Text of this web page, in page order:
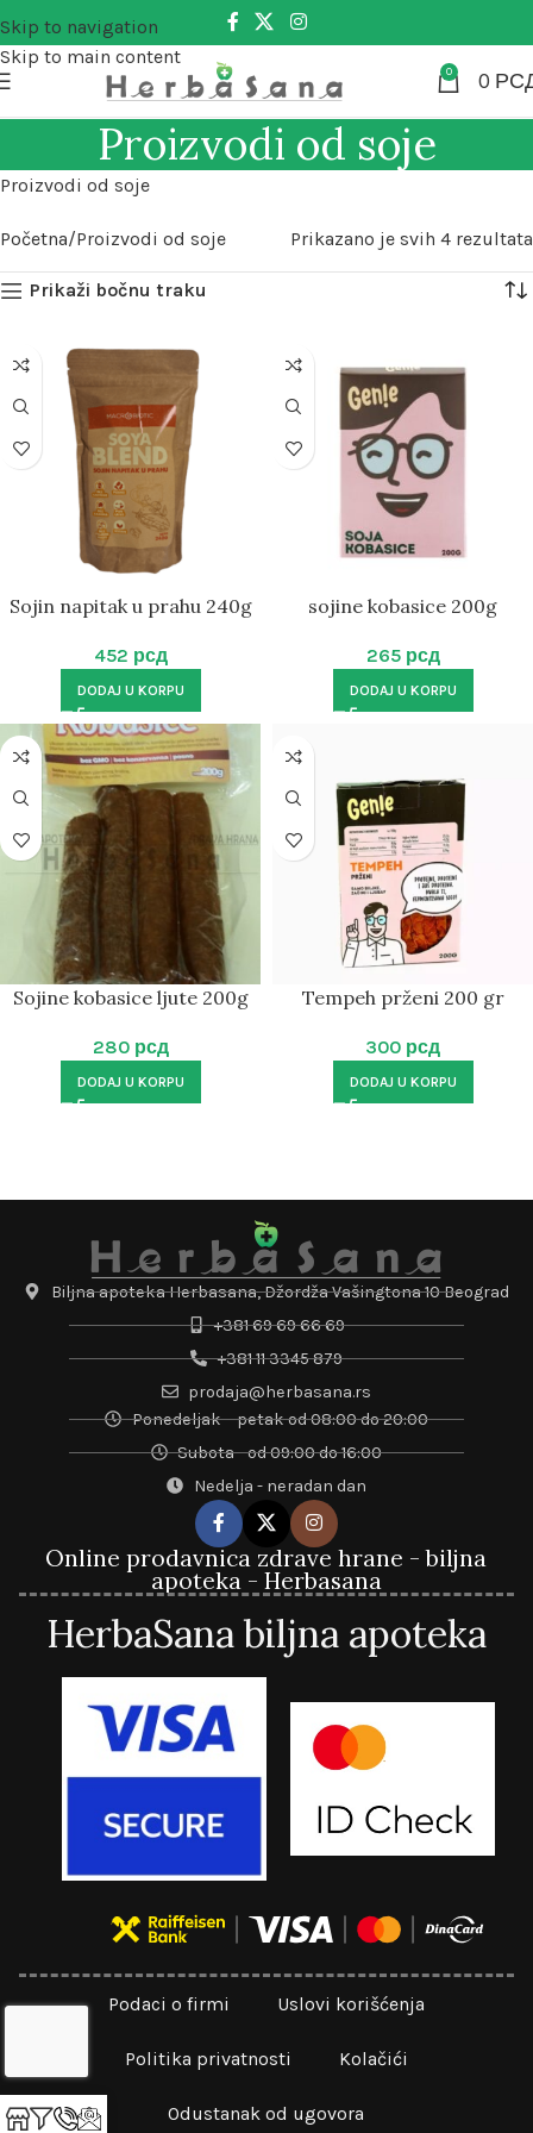
Skip to navigation
Skip to main content
0 0
Proizvodi od soje
Proizvodi od soje
Početna Proizvodi od soje Prikazano je svih 4 rezultata
Prikaži bočnu traku
Sojin napitak u prahu 240g
452 рсд
DODAJ U KORPU
sojine kobasice 200g
265 рсд
DODAJ U KORPU
Sojine kobasice ljute 200g
280 рсд
DODAJ U KORPU
Tempeh prženi 200 gr
300 рсд
DODAJ U KORPU
Biljna apoteka Herbasana, Džordža Vašingtona 10 Beograd
+381 69 69 66 69
+381 11 3345 879
prodaja@herbasana.rs
Ponedeljak – petak od 08:00 do 20:00
Subota - od 09:00 do 16:00
Nedelja - neradan dan
Online prodavnica zdrave hrane - biljna
apoteka - Herbasana
HerbaSana biljna apoteka
Podaci o firmi Uslovi korišćenja
Politika privatnosti Kolačići
Odustanak od ugovora